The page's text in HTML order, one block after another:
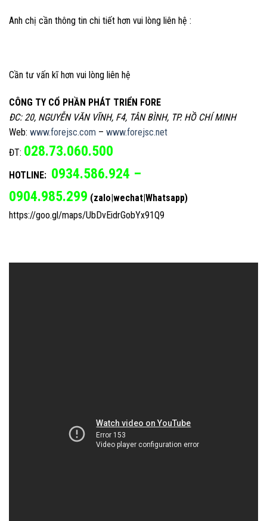
Anh chị cần thông tin chi tiết hơn vui lòng liên hệ :
Cần tư vấn kĩ hơn vui lòng liên hệ
CÔNG TY CỔ PHẦN PHÁT TRIỂN FORE
ĐC: 20, NGUYỄN VĂN VĨNH, F4, TÂN BÌNH, TP. HỒ CHÍ MINH
Web: www.forejsc.com – www.forejsc.net
ĐT: 028.73.060.500
HOTLINE: 0934.586.924 –
0904.985.299 (zalo|wechat|Whatsapp)
https://goo.gl/maps/UbDvEidrGobYx91Q9